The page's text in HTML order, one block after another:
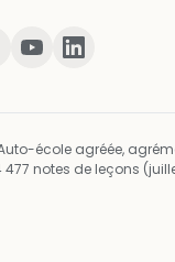
Auto-école agréée,
notes de leçons